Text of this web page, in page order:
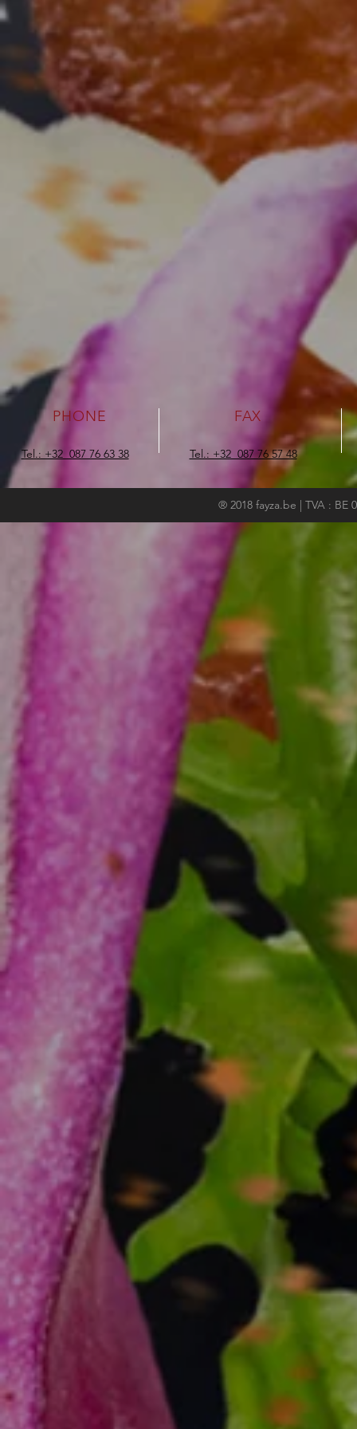
PHONE
Tel.: +32 087 76 63 38
FAX
Tel.: +32 087 76 57 48
®2018 fayza.be | TVA : BE